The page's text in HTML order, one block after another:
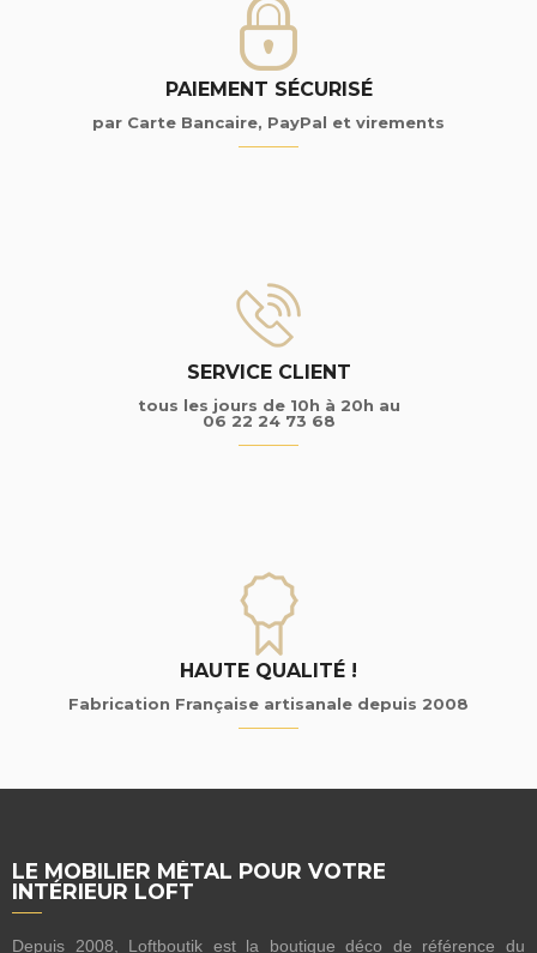
PAIEMENT SÉCURISÉ
par Carte Bancaire, PayPal et virements
SERVICE CLIENT
tous les jours de 10h à 20h au
06 22 24 73 68
HAUTE QUALITÉ !
Fabrication Française artisanale depuis 2008
LE MOBILIER MÉTAL POUR VOTRE
INTÉRIEUR LOFT
Depuis 2008, Loftboutik est la boutique déco de référence du